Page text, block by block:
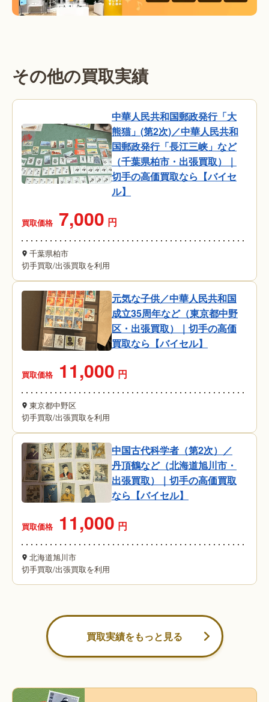
その他の買取実績
中華人民共和国郵政発行「大
熊猫」(第2次)／中華人民共和
国郵政発行「長江三峡」など
（千葉県柏市・出張買取）｜
切手の高価買取なら【バイセ
ル】
買取価格 7,000 円
千葉県柏市
切手買取/出張買取を利用
元気な子供／中華人民共和国
成立35周年など（東京都中野
区・出張買取）｜切手の高価
買取なら【バイセル】
買取価格 11,000 円
東京都中野区
切手買取/出張買取を利用
中国古代科学者（第2次）／
丹頂鶴など（北海道旭川市・
出張買取）｜切手の高価買取
なら【バイセル】
買取価格 11,000 円
北海道旭川市
切手買取/出張買取を利用
買取実績をもっと見る